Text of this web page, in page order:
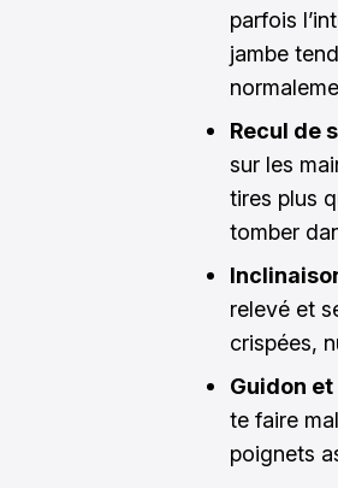
parfois
jambe
Recul de
sur les
tires plus
tomber
relevé et
crispées,
Guidon
te faire
poignets